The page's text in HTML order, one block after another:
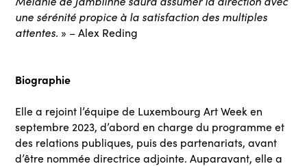
une sérénité propice à la satisfaction des multiples
attentes. » – Alex Reding
Biographie
Elle a rejoint l’équipe de Luxembourg Art Week en
septembre 2023, d’abord en charge du programme et
des relations publiques, puis des partenariats, avant
d’être nommée directrice adjointe. Auparavant, elle a